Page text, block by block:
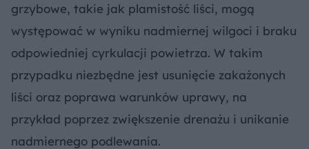
grzybowe, takie jak plamistość liści, mogą
występować w wyniku nadmiernej wilgoci i braku
odpowiedniej cyrkulacji powietrza. W takim
przypadku niezbędne jest usunięcie zakażonych
liści oraz poprawa warunków uprawy, na
przykład poprzez zwiększenie drenażu i unikanie
nadmiernego podlewania.